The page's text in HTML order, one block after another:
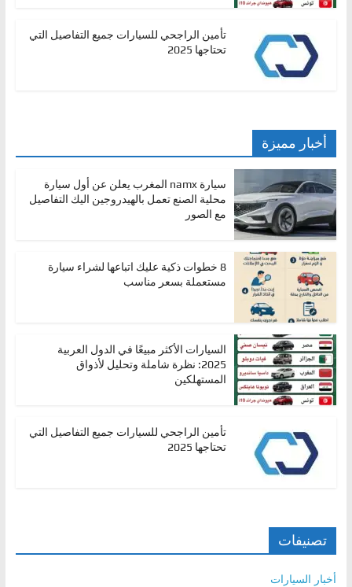
تأمين الراجحي للسيارات جميع التفاصيل التي
تحتاجها 2025
أخبار مميزة
سيارة namx المغرب يعلن عن أول سيارة
محلية الصنع تعمل بالهيدروجين اليك التفاصيل
مع الصور
8 خطوات ذكية عليك اتباعها لشراء سيارة
مستعملة بسعر مناسب
السيارات الأكثر مبيعًا في الدول العربية
2025: نظرة شاملة وتحليل لأذواق
المستهلكين
تأمين الراجحي للسيارات جميع التفاصيل التي
تحتاجها 2025
تصنيفات
أخبار السيارات